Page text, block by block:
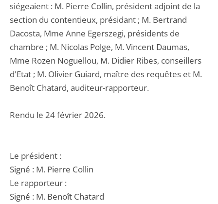
siégeaient : M. Pierre Collin, président adjoint de la
section du contentieux, présidant ; M. Bertrand
Dacosta, Mme Anne Egerszegi, présidents de
chambre ; M. Nicolas Polge, M. Vincent Daumas,
Mme Rozen Noguellou, M. Didier Ribes, conseillers
d'Etat ; M. Olivier Guiard, maître des requêtes et M.
Benoît Chatard, auditeur-rapporteur.
Rendu le 24 février 2026.
Le président :
Signé : M. Pierre Collin
Le rapporteur :
Signé : M. Benoît Chatard